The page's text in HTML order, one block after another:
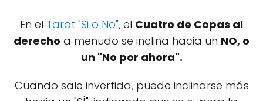
En el Tarot "Si o No", el Cuatro de Copas al
derecho a menudo se inclina hacia un NO, o
un "No por ahora".
Cuando sale invertida, puede inclinarse más